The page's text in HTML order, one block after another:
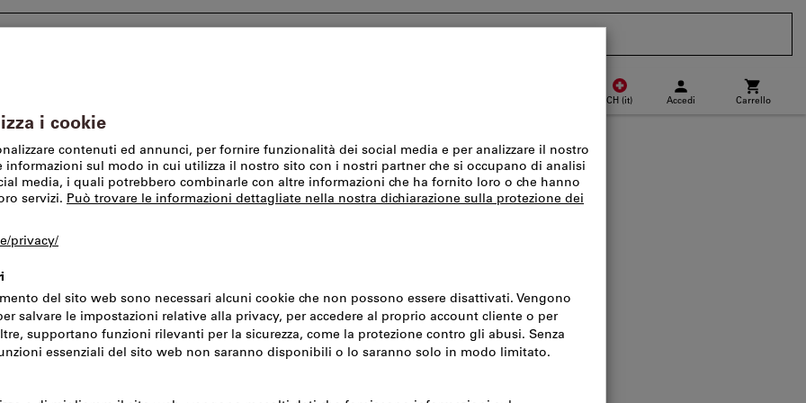
CH (it) Accedi Carrello
occhi Occhiali a tutto campo